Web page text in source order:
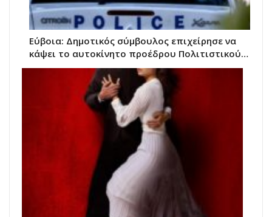
Εύβοια: Δημοτικός σύμβουλος επιχείρησε να
κάψει το αυτοκίνητο προέδρου Πολιτιστικού…